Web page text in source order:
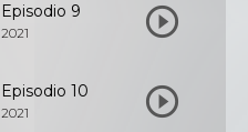
Episodio 9
2021
Episodio 10
2021